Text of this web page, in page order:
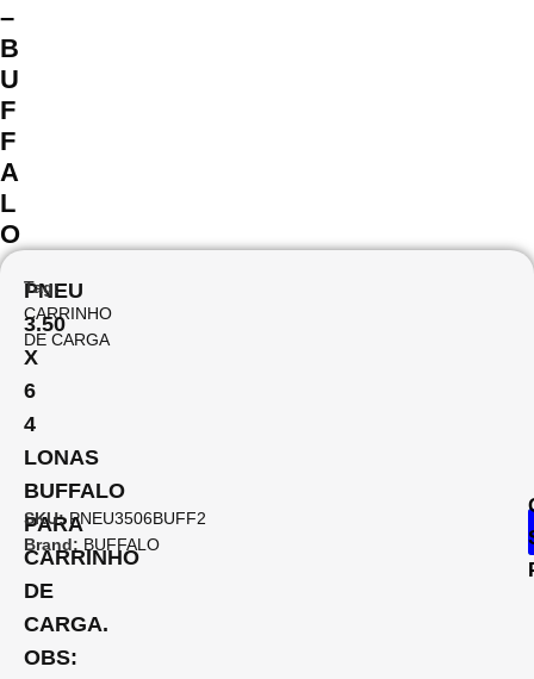
–
B
U
F
F
A
L
O
PNEU
3.50
X
6
4
LONAS
BUFFALO
PARA
CARRINHO
DE
CARGA.
OBS:
Tag:
CARRINHO
DE CARGA
SKU:PNEU3506BUFF2
Brand: BUFFALO